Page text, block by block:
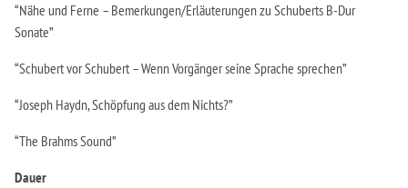
“Nähe und Ferne – Bemerkungen/Erläuterungen zu Schuberts B-Dur
Sonate”
“Schubert vor Schubert – Wenn Vorgänger seine Sprache sprechen”
“Joseph Haydn, Schöpfung aus dem Nichts?”
“The Brahms Sound”
Dauer